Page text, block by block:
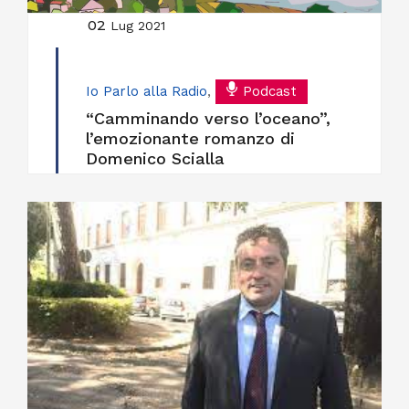
02 Lug 2021
Io Parlo alla Radio, Podcast
“Camminando verso l’oceano”,
l’emozionante romanzo di
Domenico Scialla